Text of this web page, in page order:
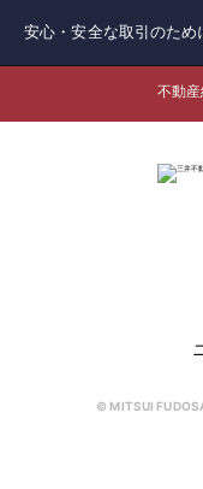
安心・安全な取引のため
不動
© MITSUI